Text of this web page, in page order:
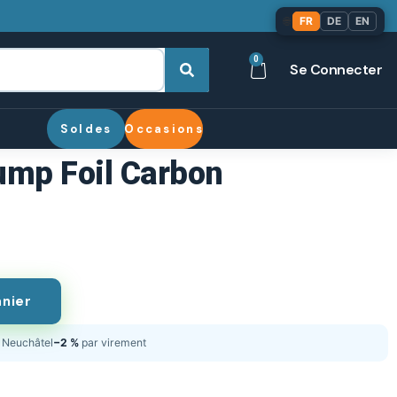
0
Se Connecter
Soldes Occasions
Foil Carbon
Neuchâtel−2 % par virement
FR DE EN